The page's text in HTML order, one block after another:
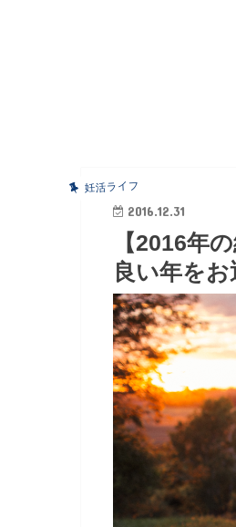
妊活ライフ
2016.12.31
【2016年
良い年を